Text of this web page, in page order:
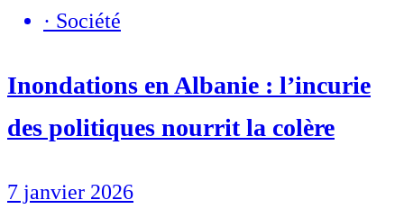
· Société
Inondations en Albanie : l’incurie
des politiques nourrit la colère
7 janvier 2026